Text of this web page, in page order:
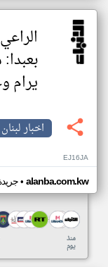
يرام
اخبار لبنان
EJ16JA
جريدة• alanba.com.kw
منذ
يوم